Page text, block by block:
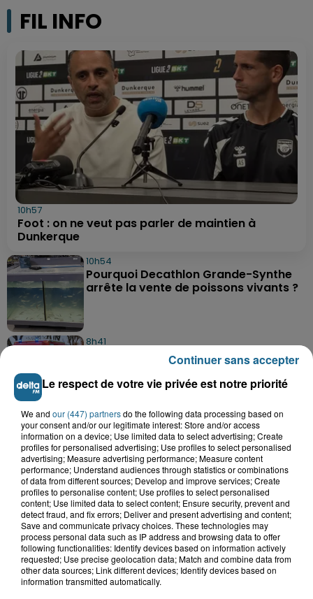
FIL INFO
10h57
Foot : on ne veut pas parler de maintien à
Dunkerque
10h54
Pourquoi Decathlon Grande-Synthe
arrête la vente de poissons vivants ?
8h41
Un jeune homme grièvement blessé
après une violente sortie de route...
8h40
"Mayday Relay !" : du contrôle de
routine au sauvetage d'urgence de...
7h49
Le cirque Benzini n’a pas fait rire tout
le monde cette semaine à...
Le respect de votre vie privée est notre priorité
We and our (447) partnersdo the following data processing based on
your consent and/or our legitimate interest: Store and/or access
information on a device; Use limited data to select advertising; Create
profiles for personalised advertising; Use profiles to select personalised
advertising; Measure advertising performance; Measure content
performance; Understand audiences through statistics or combinations
of data from different sources; Develop and improve services; Create
profiles to personalise content; Use profiles to select personalised
content; Use limited data to select content; Ensure security, prevent and
detect fraud, and fix errors; Deliver and present advertising and content;
Save and communicate privacy choices. These technologies may
process personal data such as IP address and browsing data to offer
following functionalities: Identify devices based on information actively
requested; Use precise geolocation data; Match and combine data from
other data sources; Link different devices; Identify devices based on
information transmitted automatically.
Continuer sans accepter